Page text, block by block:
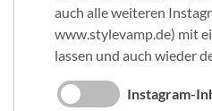
auch alle weiteren
www.stylevamp.de) mit
lassen und auch wieder
Instagram-